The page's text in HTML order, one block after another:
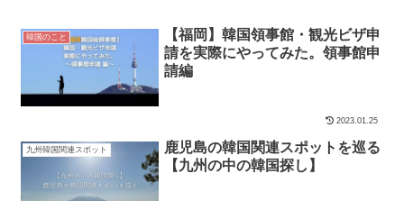
韓国のこと
【福岡】韓国領事館・観光ビザ申
請を実際にやってみた。領事館申
請編
2023.01.25
九州韓国関連スポット
鹿児島の韓国関連スポットを巡る
【九州の中の韓国探し】